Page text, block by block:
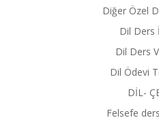
Diğer Özel
Dil Ders
Dil Ders
Dil Ödevi
DİL-
Felsefe